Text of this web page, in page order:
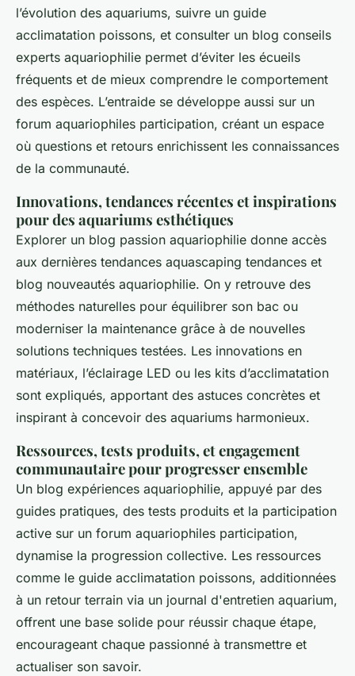
l’évolution des aquariums, suivre un guide
acclimatation poissons, et consulter un blog conseils
experts aquariophilie permet d’éviter les écueils
fréquents et de mieux comprendre le comportement
des espèces. L’entraide se développe aussi sur un
forum aquariophiles participation, créant un espace
où questions et retours enrichissent les connaissances
de la communauté.
Innovations, tendances récentes et inspirations
pour des aquariums esthétiques
Explorer un blog passion aquariophilie donne accès
aux dernières tendances aquascaping tendances et
blog nouveautés aquariophilie. On y retrouve des
méthodes naturelles pour équilibrer son bac ou
moderniser la maintenance grâce à de nouvelles
solutions techniques testées. Les innovations en
matériaux, l’éclairage LED ou les kits d’acclimatation
sont expliqués, apportant des astuces concrètes et
inspirant à concevoir des aquariums harmonieux.
Ressources, tests produits, et engagement
communautaire pour progresser ensemble
Un blog expériences aquariophilie, appuyé par des
guides pratiques, des tests produits et la participation
active sur un forum aquariophiles participation,
dynamise la progression collective. Les ressources
comme le guide acclimatation poissons, additionnées
à un retour terrain via un journal d'entretien aquarium,
offrent une base solide pour réussir chaque étape,
encourageant chaque passionné à transmettre et
actualiser son savoir.